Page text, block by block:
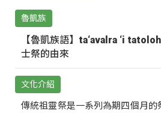
魯凱族
【魯凱族語】ta‘avalra ‘i
士祭的由來
文化介紹
傳統祖靈祭是一系列為期四個月